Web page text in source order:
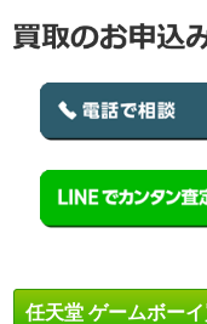
任天堂 ゲームボー